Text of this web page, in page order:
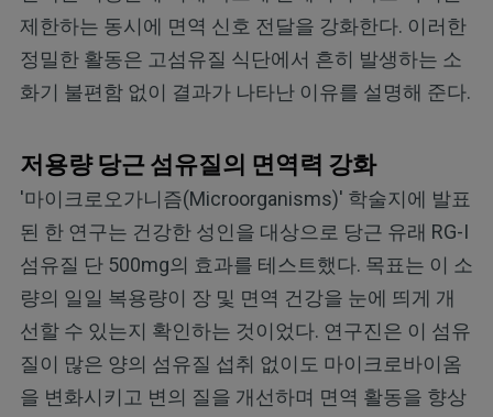
제한하는 동시에 면역 신호 전달을 강화한다. 이러한
정밀한 활동은 고섬유질 식단에서 흔히 발생하는 소
화기 불편함 없이 결과가 나타난 이유를 설명해 준다.
저용량 당근 섬유질의 면역력 강화
'마이크로오가니즘(Microorganisms)' 학술지에 발표
된 한 연구는 건강한 성인을 대상으로 당근 유래 RG-I
섬유질 단 500mg의 효과를 테스트했다. 목표는 이 소
량의 일일 복용량이 장 및 면역 건강을 눈에 띄게 개
선할 수 있는지 확인하는 것이었다. 연구진은 이 섬유
질이 많은 양의 섬유질 섭취 없이도 마이크로바이옴
을 변화시키고 변의 질을 개선하며 면역 활동을 향상